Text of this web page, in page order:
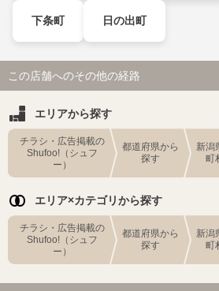
下条町 日の出町
この店舗へのその他の経路
エリアから探す
チラシ・広告掲載の
Shufoo!（シュフ
ー）
都道府県から
探す
新潟
町
エリア×カテゴリから探す
チラシ・広告掲載の
Shufoo!（シュフ
ー）
都道府県から
探す
新潟
町